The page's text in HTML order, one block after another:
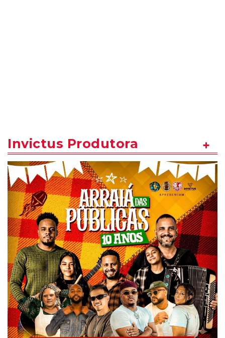
Invictus Produtora